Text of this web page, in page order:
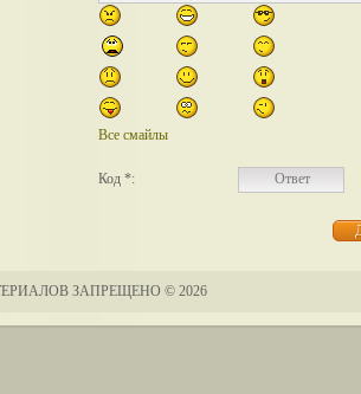
Все смайлы
Код *:
ЗАПРЕЩЕНО © 2026